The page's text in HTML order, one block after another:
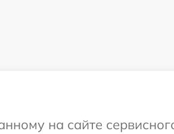
на сайте